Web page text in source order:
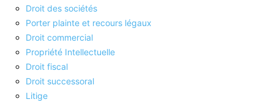
Droit des sociétés
Porter plainte et recours légaux
Droit commercial
Propriété Intellectuelle
Droit fiscal
Droit successoral
Litige